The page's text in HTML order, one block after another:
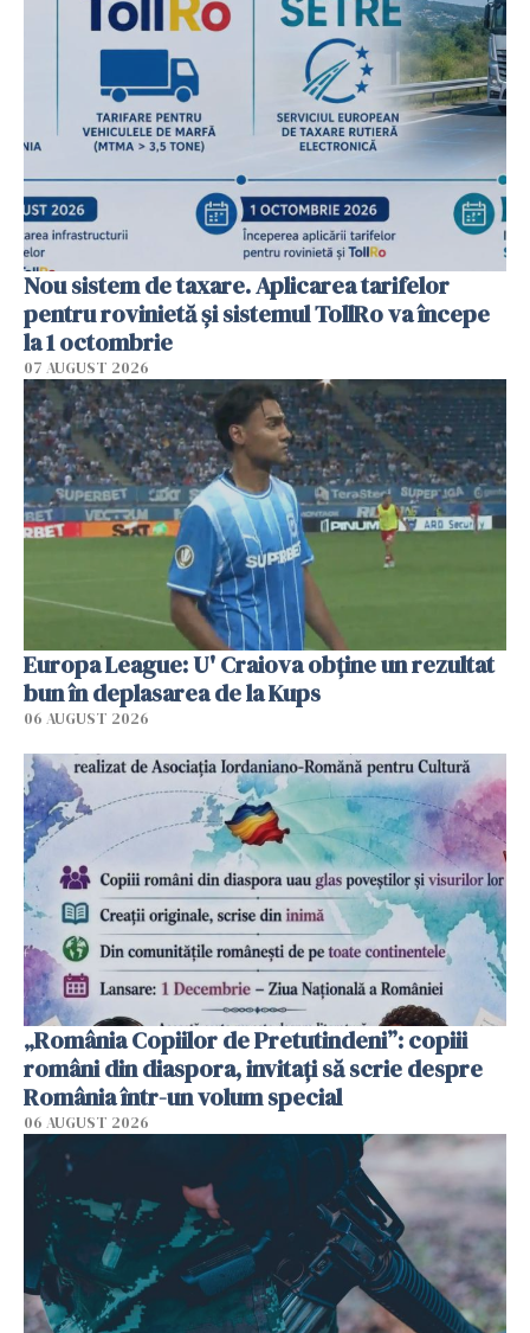
Nou sistem de taxare. Aplicarea tarifelor
pentru rovinietă şi sistemul TollRo va începe
la 1 octombrie
07 AUGUST 2026
Europa League: U' Craiova obține un rezultat
bun în deplasarea de la Kups
06 AUGUST 2026
„România Copiilor de Pretutindeni”: copiii
români din diaspora, invitați să scrie despre
România într-un volum special
06 AUGUST 2026